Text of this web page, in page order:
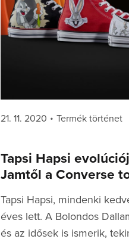
Posted
21. 11. 2020 Categories
Termék történet
Tapsi Hapsi
Jamtől a Converse
Tapsi Hapsi, mindenki
éves lett. A Bolondos
és az idősek is ismerik,